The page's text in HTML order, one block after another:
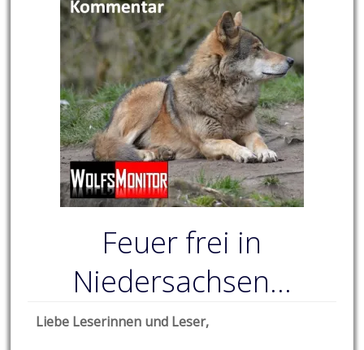
Feuer frei in
Niedersachsen…
Liebe Leserinnen und Leser,